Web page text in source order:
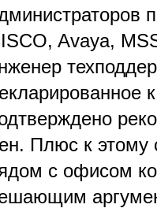
Avaya,
Плюс к этому
с офисом